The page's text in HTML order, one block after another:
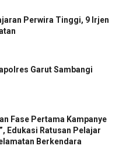
Perwira Tinggi, 9 Irjen
Garut Sambangi
Fase Pertama Kampanye
Edukasi Ratusan Pelajar
Berkendara